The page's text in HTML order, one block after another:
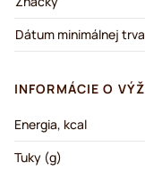
Dátum minimálnej
INFORMÁCIE O
Energia, kcal
Tuky (g)